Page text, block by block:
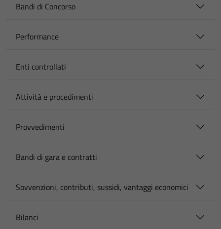
Bandi di Concorso
Performance
Enti controllati
Attività e procedimenti
Provvedimenti
Bandi di gara e contratti
Sovvenzioni, contributi, sussidi, vantaggi economici
Bilanci